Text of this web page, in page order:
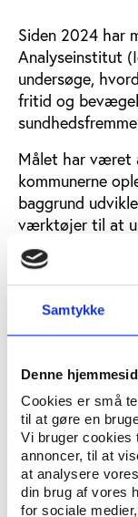
Samtykke
Denne
Cookies er små
til at gøre en
Vi bruger cookies
annoncer, til at
at analysere
din brug af vores
for sociale
Siden 2024 har
Analyseinstitut
undersøge,
fritid og
Målet har været
kommunerne
baggrund
værktøjer til at
arbejde med at
gennem
"Vi ser et stort
som kan hjælpe
med analyser,
værktøj," siger
i Idan og har
Projektet er
kun blevet